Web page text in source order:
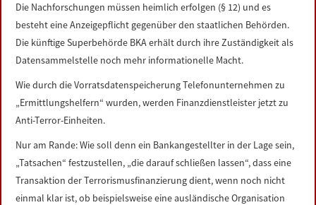
Die Nachforschungen müssen heimlich erfolgen (§ 12) und es
besteht eine Anzeigepflicht gegenüber den staatlichen Behörden.
Die künftige Superbehörde BKA erhält durch ihre Zuständigkeit als
Datensammelstelle noch mehr informationelle Macht.
Wie durch die Vorratsdatenspeicherung Telefonunternehmen zu
„Ermittlungshelfern“ wurden, werden Finanzdienstleister jetzt zu
Anti-Terror-Einheiten.
Nur am Rande: Wie soll denn ein Bankangestellter in der Lage sein,
„Tatsachen“ festzustellen, „die darauf schließen lassen“, dass eine
Transaktion der Terrorismusfinanzierung dient, wenn noch nicht
einmal klar ist, ob beispielsweise eine ausländische Organisation